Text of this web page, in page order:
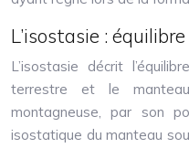
L’isostasie :
L’isostasie décrit
terrestre et le
montagneuse, par son
isostatique du manteau